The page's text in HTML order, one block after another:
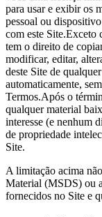
para usar e exibir os
pessoal ou
com este Site.Exceto
tem o direito de
modificar, editar,
deste Site de
automaticamente,
Termos.Após o
qualquer material
interesse (e nenhum
de propriedade
Site.
A limitação acima
Material (MSDS) ou
fornecidos no Site e